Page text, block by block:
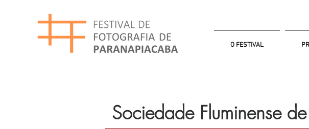
O FESTIVAL
Sociedade Fluminense